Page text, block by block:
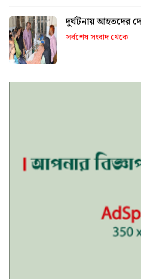
দুর্ঘটনায় আহতদের
সর্বশেষ সংবাদ থেকে